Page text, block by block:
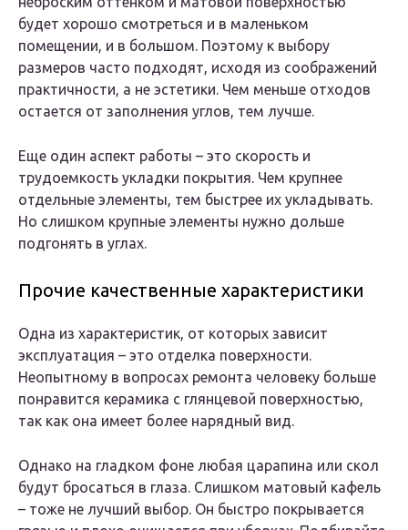
будет хорошо смотреться и в маленьком
помещении, и в большом. Поэтому к выбору
размеров часто подходят, исходя из соображений
практичности, а не эстетики. Чем меньше отходов
остается от заполнения углов, тем лучше.
Еще один аспект работы – это скорость и
трудоемкость укладки покрытия. Чем крупнее
отдельные элементы, тем быстрее их укладывать.
Но слишком крупные элементы нужно дольше
подгонять в углах.
Прочие качественные характеристики
Одна из характеристик, от которых зависит
эксплуатация – это отделка поверхности.
Неопытному в вопросах ремонта человеку больше
понравится керамика с глянцевой поверхностью,
так как она имеет более нарядный вид.
Однако на гладком фоне любая царапина или скол
будут бросаться в глаза. Слишком матовый кафель
– тоже не лучший выбор. Он быстро покрывается